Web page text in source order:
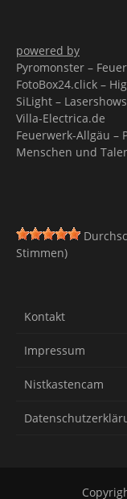
powered by
Pyromonster –
FotoBox24.click –
SiLight –
Villa-Electrica.de
Feuerwerk-Allgäu –
Menschen und
Stimmen)
Kontakt
Impressum
Nistkastencam